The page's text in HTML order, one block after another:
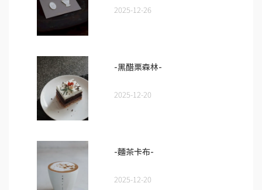
2025-12-26
-黑醋栗森林-
2025-12-20
-麵茶卡布-
2025-12-20